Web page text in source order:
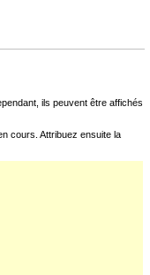
ils peuvent être affichés
cours. Attribuez ensuite la